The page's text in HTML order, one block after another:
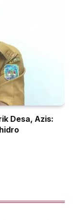
Desa, Azis: